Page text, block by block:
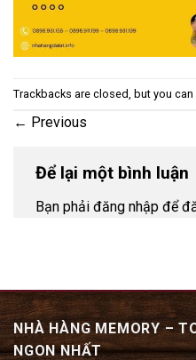
Trackbacks are closed, but you can
← Previous
Để lại một bình luận
Bạn phải đăng nhập để
NHÀ HÀNG MEMORY –
NGON NHẤT